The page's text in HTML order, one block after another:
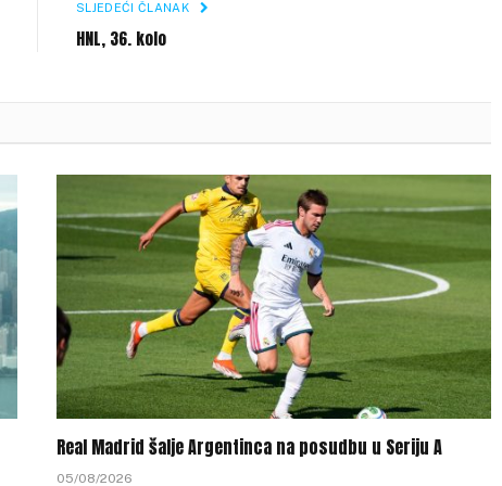
SLJEDEĆI ČLANAK
HNL, 36. kolo
Real Madrid šalje Argentinca na posudbu u Seriju A
05/08/2026